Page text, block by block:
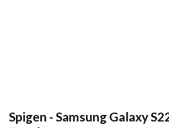
Spigen - Samsung Galaxy